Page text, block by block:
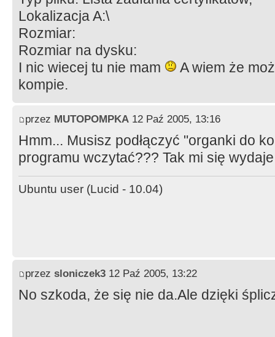
Lokalizacja A:\
Rozmiar:
Rozmiar na dysku:
I nic wiecej tu nie mam
A wiem że
kompie.
przez MUTOPOMPKA 12 Paź 2005, 13:16
Hmm... Musisz podłączyć "organki do
programu wczytać??? Tak mi się
Ubuntu user (Lucid - 10.04)
przez sloniczek3 12 Paź 2005, 13:22
No szkoda, że się nie da.Ale dzięki